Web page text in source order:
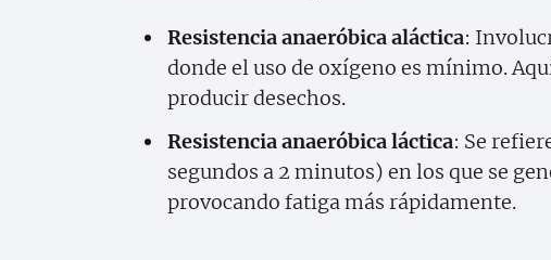
Resistencia anaeróbica aláctica:
donde el uso de oxígeno es mínimo.
producir desechos.
Resistencia anaeróbica láctica: Se
segundos a 2 minutos) en los que se
provocando fatiga más rápidamente.